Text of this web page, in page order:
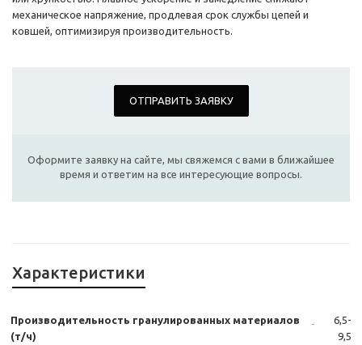
механическое напряжение, продлевая срок службы цепей и
ковшей, оптимизируя производительность.
ОТПРАВИТЬ ЗАЯВКУ
Оформите заявку на сайте, мы свяжемся с вами в ближайшее
время и ответим на все интересующие вопросы.
Характеристики
Производительность гранулированных материалов
(т/ч)
6,5-
9,5